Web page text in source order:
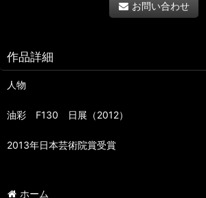
お問い合わせ
作品詳細
人物
油彩 F130 日展（2012）
2013年日本芸術院賞受賞
ホーム